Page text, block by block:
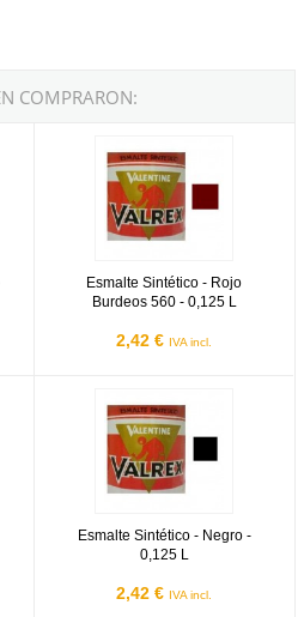
COMPRARON:
Esmalte Sintético - Rojo
Burdeos 560 - 0,125 L
2,42 € IVA incl.
Esmalte Sintético - Negro -
0,125 L
2,42 € IVA incl.